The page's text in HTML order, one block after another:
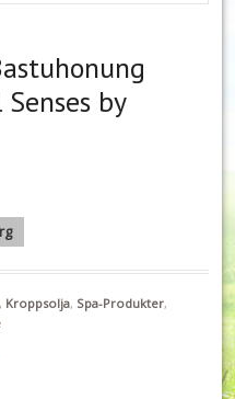
by
150ml Senses by Nature
Kroppsolja, Spa-Produkter,